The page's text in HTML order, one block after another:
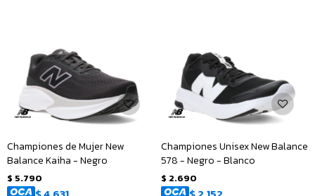
Championes de Mujer New
Balance Kaiha - Negro
$ 5.790
Championes Unisex New Balance
578 - Negro - Blanco
$ 2.690